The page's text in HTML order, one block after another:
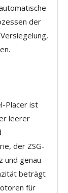
der
Placer ist
leerer
der ZSG-
und genau
beträgt
für